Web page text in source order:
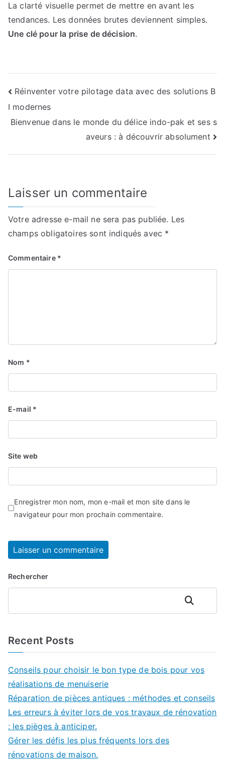
La clarté visuelle permet de mettre en avant les
tendances. Les données brutes deviennent simples.
Une clé pour la prise de décision.
Navigation
de
Réinventer votre pilotage data avec des solutions B
I modernes
Bienvenue dans le monde du délice indo-pak et ses s
aveurs : à découvrir absolument
Laisser un commentaire
Votre adresse e-mail ne sera pas publiée. Les
champs obligatoires sont indiqués avec *
Commentaire *
Nom *
E-mail *
Site web
Enregistrer mon nom, mon e-mail et mon site dans le
navigateur pour mon prochain commentaire.
Rechercher
Rechercher
Recent Posts
Conseils pour choisir le bon type de bois pour vos
réalisations de menuiserie
Réparation de pièces antiques : méthodes et conseils
Les erreurs à éviter lors de vos travaux de rénovation
: les pièges à anticiper.
Gérer les défis les plus fréquents lors des
rénovations de maison.